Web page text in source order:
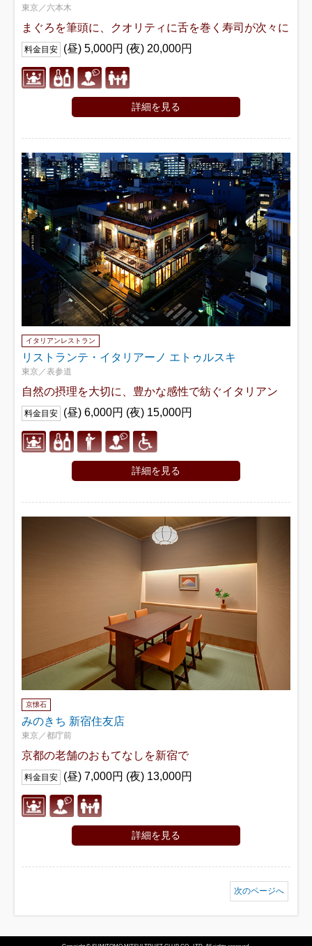
東京／六本木
まぐろを筆頭に、クオリティに舌を巻く寿司が次々に
料金目安 (昼) 5,000円 (夜) 20,000円
詳細を見る
イタリアンレストラン
リストランテ・イタリアーノ エトゥルスキ
東京／表参道
自然の摂理を大切に、豊かな感性で紡ぐイタリアン
料金目安 (昼) 6,000円 (夜) 15,000円
詳細を見る
京懐石
みのきち 新宿住友店
東京／都庁前
京都の老舗のおもてなしを新宿で
料金目安 (昼) 7,000円 (夜) 13,000円
詳細を見る
次のページへ